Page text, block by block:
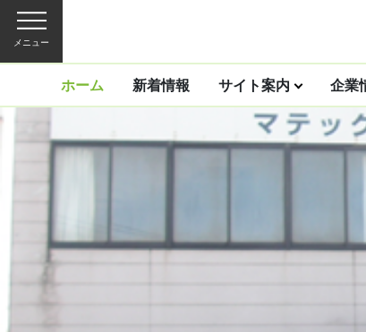
メニュー
ホーム 新着情報 サイト案内 企業